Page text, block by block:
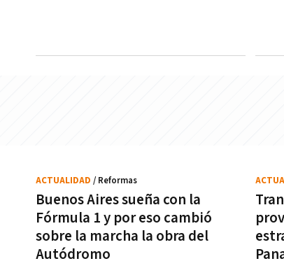
Buenos Aires sueña con la
Fórmula 1 y por eso cambió
sobre la marcha la obra del
Autódromo
ACTUALIDAD / Reformas